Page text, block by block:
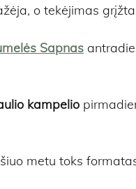
o tekėjimas
Sapnas
kampelio
metu toks